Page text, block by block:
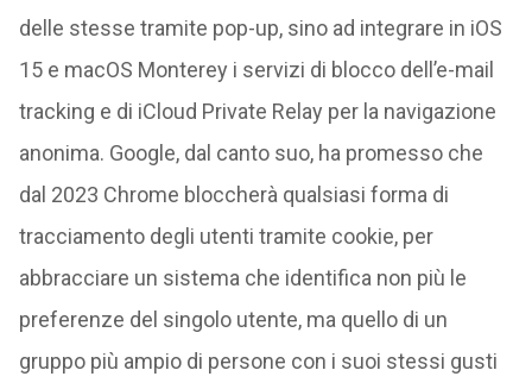
delle stesse tramite pop-up, sino ad integrare in iOS
15 e macOS Monterey i servizi di blocco dell’e-mail
tracking e di iCloud Private Relay per la navigazione
anonima. Google, dal canto suo, ha promesso che
dal 2023 Chrome bloccherà qualsiasi forma di
tracciamento degli utenti tramite cookie, per
abbracciare un sistema che identifica non più le
preferenze del singolo utente, ma quello di un
gruppo più ampio di persone con i suoi stessi gusti